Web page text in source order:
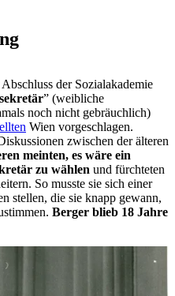
der Sozialakademie
” (weibliche
noch nicht gebräuchlich)
Wien vorgeschlagen.
zwischen der älteren
meinten, es wäre ein
zu wählen und fürchteten
So musste sie sich einer
stellen, die sie knapp gewann,
Berger blieb 18 Jahre